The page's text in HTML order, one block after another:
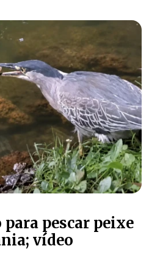
para pescar peixe
vídeo